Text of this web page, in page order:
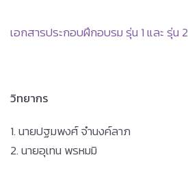
เอกสารประกอบฝึกอบรม รุ่น 1 และ รุ่น 2
วิทยากร
1. นายปฐมพงศ์ จำนงค์ลาภ
2. นายอุเทน พรหมมิ